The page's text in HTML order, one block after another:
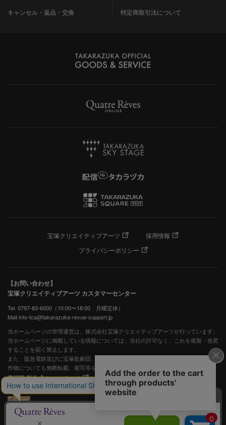
キャンセル・返品・交換
特定商取引法について
宝塚クリエイティブアーツ
採用情報
プライバシーポリシー
【お問い合わせ】
宝塚クリエイティブアーツ カスタマーセンター
Tel. 0797-83-6000（10:00〜18:00 月曜定休）
Mail info-tca@takarazuka-revue-support.jp
当ホームページの管理運営は、株式会社宝塚クリエイティブアーツが行っています。
当ホームページに掲載している情報については、当社の許可なく、これを複製・改変
することを固く禁止します。
また、阪急電鉄並びに宝塚歌劇団、宝塚クリエイティブアーツの出版物ほか写真等著
作物についても無断転載、複写等を禁じます。
宝塚歌劇公式ホームページ
JASRAC許諾番号：S0507081515
JASRAC許諾番号：9009941002Y45040